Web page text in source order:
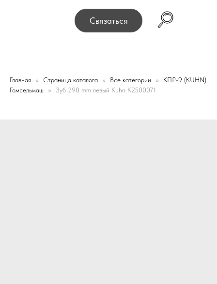
Связаться
г. Минск, переулок Промышленный 16, офис № 15 2-й
Главная Страница каталога Все категории
КПР-9 (KUHN)
Гомсельмаш
Зуб 290 mm левый Kuhn K2500071